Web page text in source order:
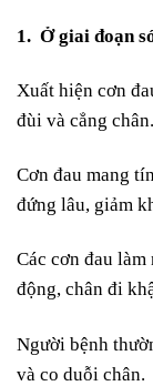
1. Ở giai đoạn
Xuất hiện cơn
đùi và cẳng chân.
Cơn đau mang
đứng lâu, giảm
Các cơn đau
động, chân đi
Người bệnh
và co duỗi chân.